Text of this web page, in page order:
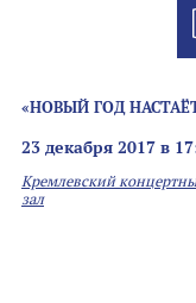
«НОВЫЙ ГОД
23 декабря 2017 в
Кремлевский
зал